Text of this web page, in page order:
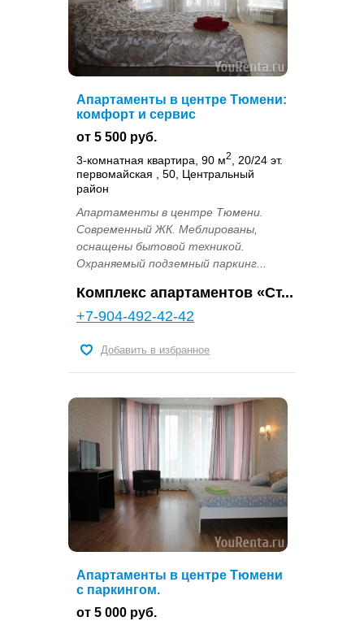
Апартаменты в центре Тюмени:
комфорт и сервис
от 5 500 руб.
3-комнатная квартира, 90 м2
, 20/24 эт.
первомайская , 50, Центральный
район
Апартаменты в центре Тюмени.
Современный ЖК. Меблированы,
оснащены бытовой техникой.
Охраняемый подземный паркинг...
Комплекс апартаментов «Ст...
+7-904-492-42-42
Добавить в избранное
Апартаменты в центре Тюмени
с паркингом.
от 5 000 руб.